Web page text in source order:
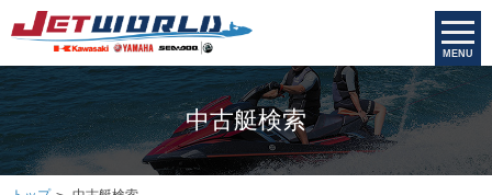
MENU
中古艇検索